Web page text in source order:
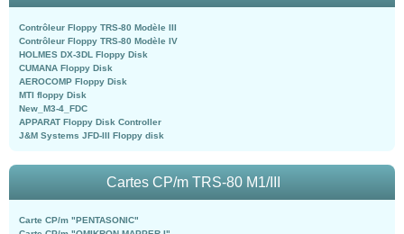
Contrôleur Floppy TRS-80 Modèle III
Contrôleur Floppy TRS-80 Modèle IV
HOLMES DX-3DL Floppy Disk
CUMANA Floppy Disk
AEROCOMP Floppy Disk
MTI floppy Disk
New_M3-4_FDC
APPARAT Floppy Disk Controller
J&M Systems JFD-III Floppy disk
Cartes CP/m TRS-80 M1/III
Carte CP/m "PENTASONIC"